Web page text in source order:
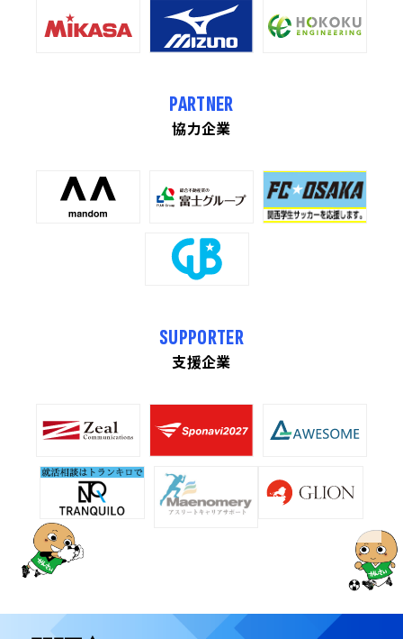
PARTNER
協力企業
SUPPORTER
支援企業